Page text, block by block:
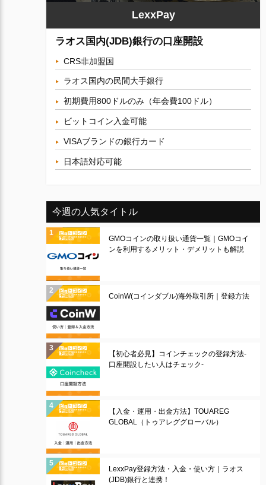
LexxPay
ラオス国内(JDB)銀行の口座開設
CRS非加盟国
ラオス国内の民間大手銀行
初期費用800ドルのみ（年会費100ドル）
ビットコイン入金可能
VISAブランドの銀行カード
日本語対応可能
今週の人気タイトル
GMOコインの取り扱い通貨一覧｜GMOコイ
ンを利用するメリット・デメリットも解説
CoinW(コインダブル)海外取引所｜登録方法
【初心者必見】コインチェックの登録方法-
口座開設したい人はチェック-
【入金・運用・出金方法】TOUAREG
GLOBAL（トゥアレググローバル）
LexxPay登録方法・入金・使い方｜ラオス
(JDB)銀行と連携！